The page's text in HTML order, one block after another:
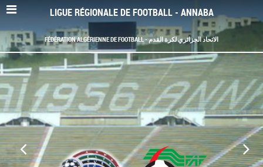
LIGUE RÉGIONALE DE FOOTBALL - ANNABA
FÉDÉRATION ALGÉRIENNE DE FOOTBALL - الاتحاد الجزائري لكرة القدم